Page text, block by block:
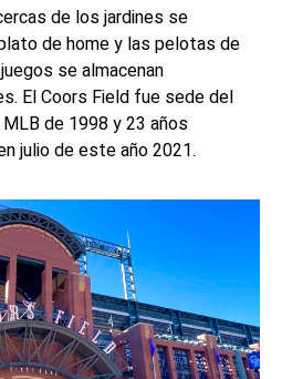
de los jardines se
de home y las pelotas de
se almacenan
El Coors Field fue sede del
de 1998 y 23 años
julio de este año 2021.